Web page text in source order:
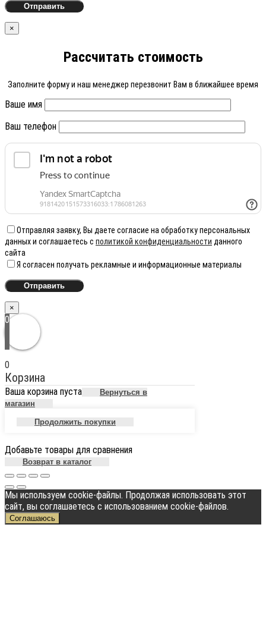
×
Рассчитать стоимость
Заполните форму и наш менеджер перезвонит Вам в ближайшее время
Ваше имя
Ваш телефон
Отправляя заявку, Вы даете согласие на обработку персональных
данных и соглашаетесь с политикой конфиденциальности данного
сайта
Я согласен получать рекламные и информационные материалы
×
0
0
Корзина
Ваша корзина пуста
Вернуться в
магазин
Продолжить покупки
Добавьте товары для сравнения
Возврат в каталог
Мы используем cookie-файлы. Продолжая использовать этот
сайт, вы соглашаетесь с использованием cookie-файлов.
Соглашаюсь